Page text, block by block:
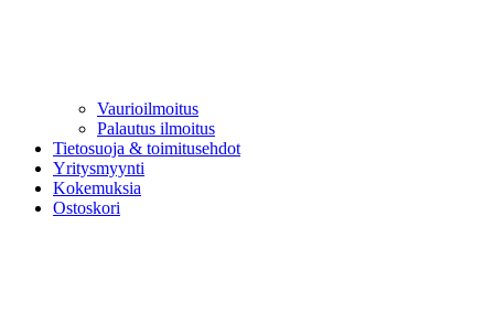
Vaurioilmoitus
Palautus ilmoitus
Tietosuoja & toimitusehdot
Yritysmyynti
Kokemuksia
Ostoskori